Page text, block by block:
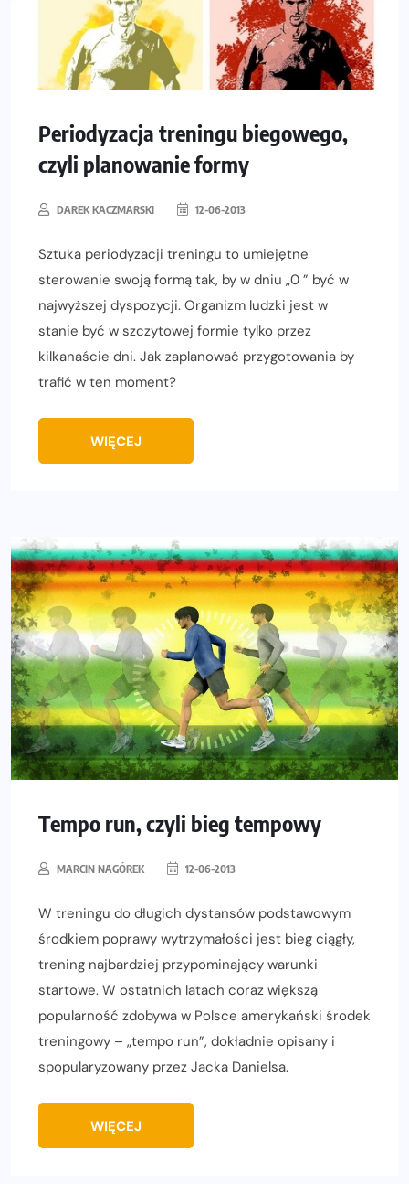
Periodyzacja treningu biegowego,
czyli planowanie formy
DAREK KACZMARSKI 12-06-2013
Sztuka periodyzacji treningu to umiejętne
sterowanie swoją formą tak, by w dniu „0 ” być w
najwyższej dyspozycji. Organizm ludzki jest w
stanie być w szczytowej formie tylko przez
kilkanaście dni. Jak zaplanować przygotowania by
trafić w ten moment?
WIĘCEJ
Tempo run, czyli bieg tempowy
MARCIN NAGÓREK 12-06-2013
W treningu do długich dystansów podstawowym
środkiem poprawy wytrzymałości jest bieg ciągły,
trening najbardziej przypominający warunki
startowe. W ostatnich latach coraz większą
popularność zdobywa w Polsce amerykański środek
treningowy – „tempo run”, dokładnie opisany i
spopularyzowany przez Jacka Danielsa.
WIĘCEJ